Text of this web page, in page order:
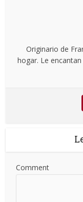
Originario de
hogar. Le
Comment